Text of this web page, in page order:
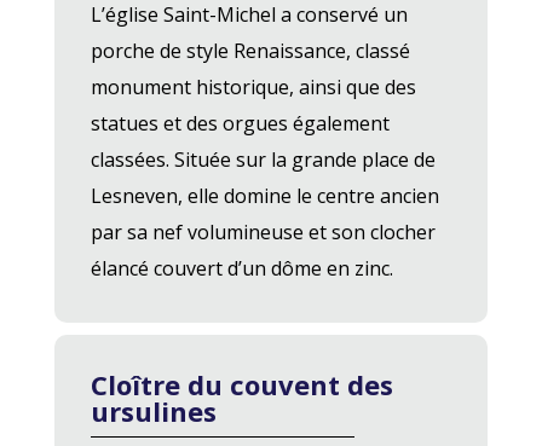
L’église Saint-Michel a conservé un
porche de style Renaissance, classé
monument historique, ainsi que des
statues et des orgues également
classées. Située sur la grande place de
Lesneven, elle domine le centre ancien
par sa nef volumineuse et son clocher
élancé couvert d’un dôme en zinc.
Cloître du couvent des
ursulines